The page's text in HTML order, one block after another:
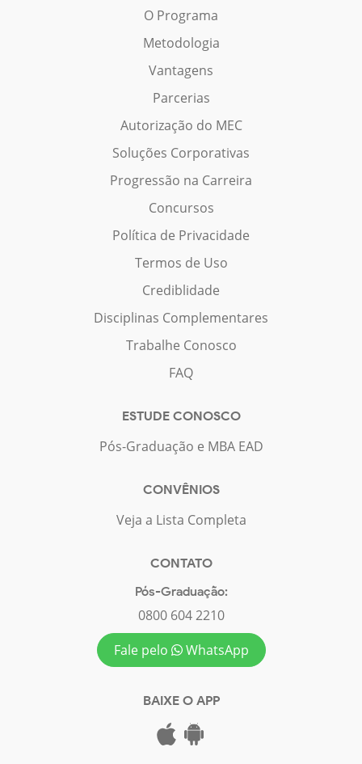
O Programa
Metodologia
Vantagens
Parcerias
Autorização do MEC
Soluções Corporativas
Progressão na Carreira
Concursos
Política de Privacidade
Termos de Uso
Crediblidade
Disciplinas Complementares
Trabalhe Conosco
FAQ
ESTUDE CONOSCO
Pós-Graduação e MBA EAD
CONVÊNIOS
Veja a Lista Completa
CONTATO
Pós-Graduação:
0800 604 2210
Fale pelo
WhatsApp
BAIXE O APP